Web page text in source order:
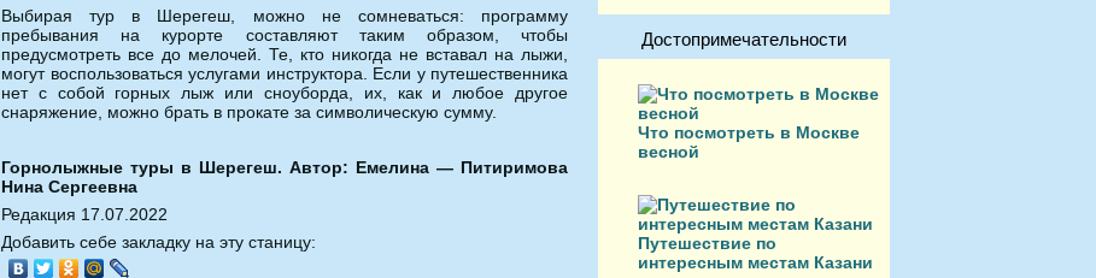
Выбирая тур в Шерегеш, можно не сомневаться: программу
пребывания на курорте составляют таким образом, чтобы
предусмотреть все до мелочей. Те, кто никогда не вставал на лыжи,
могут воспользоваться услугами инструктора. Если у путешественника
нет с собой горных лыж или сноуборда, их, как и любое другое
снаряжение, можно брать в прокате за символическую сумму.
Горнолыжные туры в Шерегеш. Автор: Емелина — Питиримова
Нина Сергеевна
Редакция 17.07.2022
Добавить себе закладку на эту станицу:
Достопримечательности
Что посмотреть в Москве
весной
Путешествие по
интересным местам Казани